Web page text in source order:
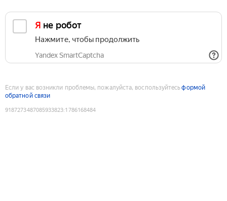
Я не робот
Нажмите, чтобы продолжить
Yandex SmartCaptcha
Если у вас возникли проблемы, пожалуйста, воспользуйтесьформой
обратной связи
9187273487085933823:1786168484